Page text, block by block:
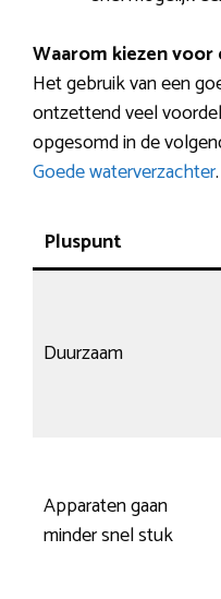
Waarom kiezen
Het gebruik van een
ontzettend veel
opgesomd in de
Goede waterverzachter.
Pluspunt
Duurzaam
Apparaten gaan
minder snel stuk